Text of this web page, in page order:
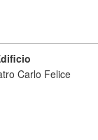
Carlo Felice